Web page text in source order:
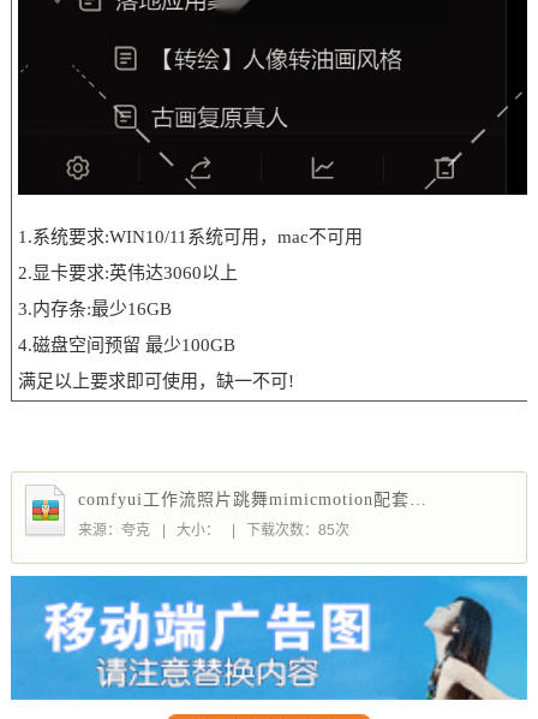
1.系统要求:WIN10/11系统可用，mac不可用
2.显卡要求:英伟达3060以上
3.内存条:最少16GB
4.磁盘空间预留 最少100GB
满足以上要求即可使用，缺一不可!
来源：夸克 | 大小： | 下载次数：85次